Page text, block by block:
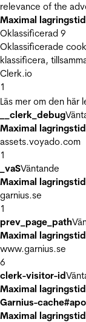
relevance of the
Maximal lagringstid
Oklassificerad 9
Oklassificerade
klassificera,
Clerk.io
1
Läs mer om den här
__clerk_debug
Maximal lagringstid
assets.voyado.com
1
_vaSVäntande
Maximal lagringstid
garnius.se
1
prev_page_path
Maximal lagringstid
www.garnius.se
6
clerk-visitor-id
Maximal lagringstid
Garnius-
Maximal lagringstid